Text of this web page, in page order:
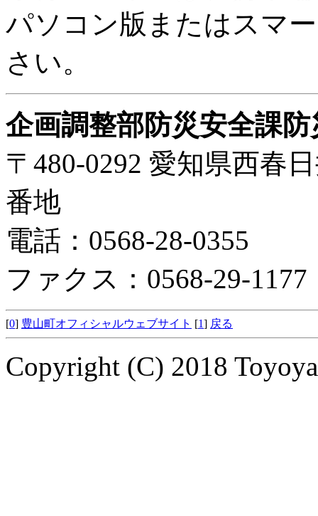
パソコン版またはスマ
さい。
企画調整部防災安全課
〒480-0292 愛知県西春
番地
電話：0568-28-0355
ファクス：0568-29-1177
[0] 豊山町オフィシャルウェブサイト [1] 戻る
Copyright (C) 2018